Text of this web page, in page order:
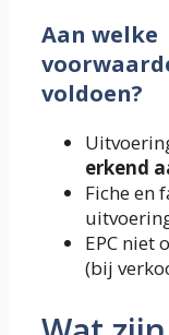
Aan welke
voldoen?
erkend
Fiche en
EPC niet
(bij